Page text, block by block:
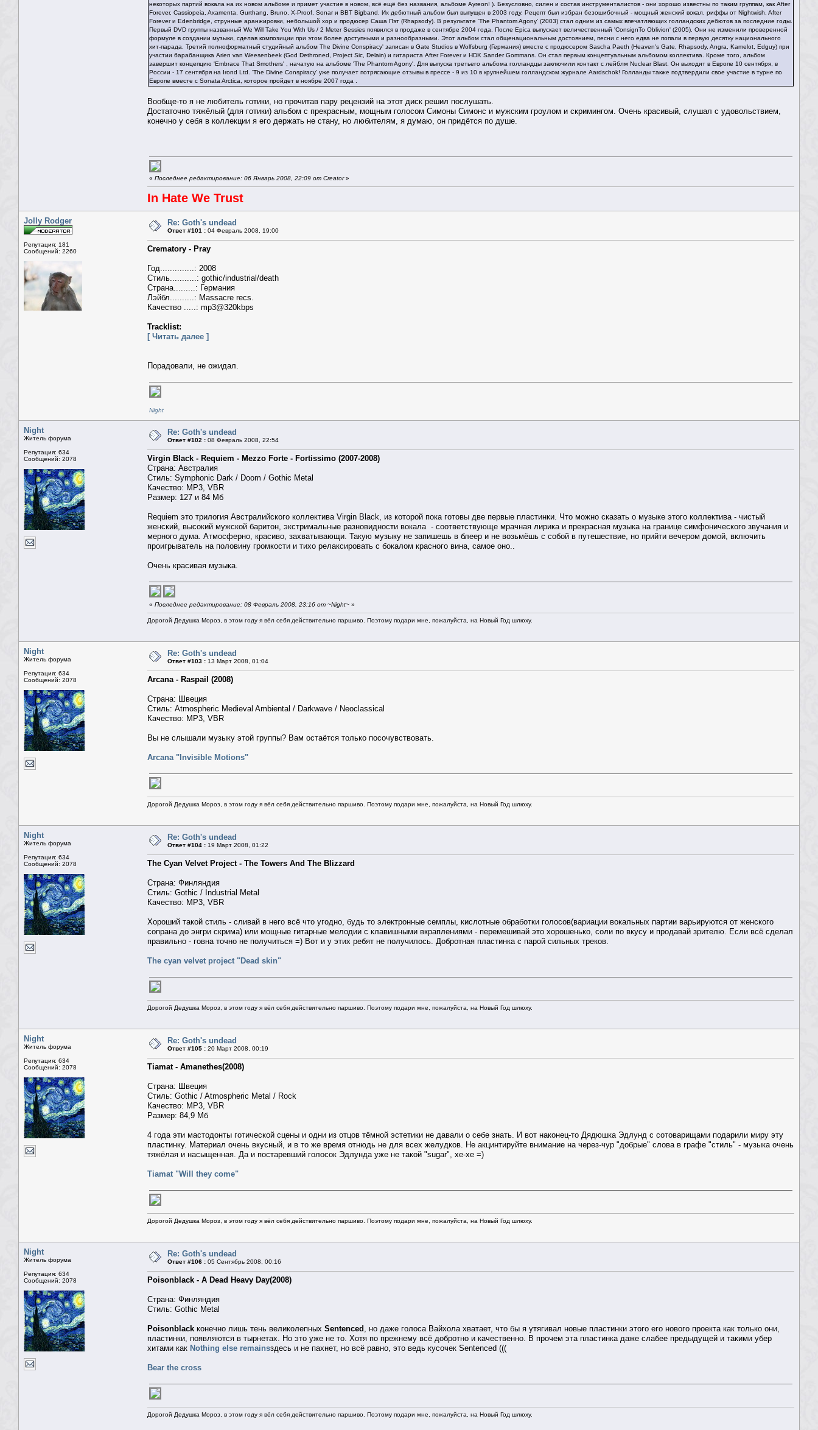
некоторых партий вокала на их новом альбоме и примет участие в новом, всё ещё без названия, альбоме Ayreon! ). Безусловно, силен и состав инструменталистов - они хорошо известны по таким группам, как After
Forever, Cassiopeia, Axamenta, Gurthang, Bruno, X-Proof, Sonar и BBT Bigband. Их дебютный альбом был выпущен в 2003 году. Рецепт был избран безошибочный - мощный женский вокал, риффы от Nightwish, After
Forever и Edenbridge, струнные аранжировки, небольшой хор и продюсер Саша Пэт (Rhapsody). В результате 'The Phantom Agony' (2003) стал одним из самых впечатляющих голландских дебютов за последние годы.
Первый DVD группы названный We Will Take You With Us / 2 Meter Sessies появился в продаже в сентябре 2004 года. После Epica выпускает величественный 'ConsignTo Oblivion' (2005). Они не изменили проверенной
формуле в создании музыки, сделав композиции при этом более доступными и разнообразными. Этот альбом стал общенациональным достоянием, песни с него едва не попали в первую десятку национального
хит-парада. Третий полноформатный студийный альбом The Divine Conspiracy' записан в Gate Studios в Wolfsburg (Германия) вместе с продюсером Sascha Paeth (Heaven's Gate, Rhapsody, Angra, Kamelot, Edguy) при
участии барабанщика Arien van Weesenbeek (God Dethroned, Project Sic, Delain) и гитариста After Forever и HDK Sander Gommans. Он стал первым концептуальным альбомом коллектива. Кроме того, альбом
завершит концепцию 'Embrace That Smothers' , начатую на альбоме 'The Phantom Agony'. Для выпуска третьего альбома голландцы заключили контакт с лейблм Nuclear Blast. Он выходит в Европе 10 сентября, в
России - 17 сентября на Irond Ltd. 'The Divine Conspiracy' уже получает потрясающие отзывы в прессе - 9 из 10 в крупнейшем голландском журнале Aardschok! Голланды также подтвердили свое участие в турне по
Европе вместе с Sonata Arctica, которое пройдет в ноябре 2007 года .
Вообще-то я не любитель готики, но прочитав пару рецензий на этот диск решил послушать.
Достаточно тяжёлый (для готики) альбом с прекрасным, мощным голосом Симоны Симонс и мужским гроулом и скримингом. Очень красивый, слушал с удовольствием,
конечно у себя в коллекции я его держать не стану, но любителям, я думаю, он придётся по душе.
« Последнее редактирование: 06 Январь 2008, 22:09 от Creator»
In Hate We Trust
Jolly Rodger
Репутация: 181
Сообщений: 2260
Re: Goth's undead
Ответ #101 : 04 Февраль 2008, 19:00
Crematory - Pray
Год..............: 2008
Стиль...........: gothic/industrial/death
Страна.........: Германия
Лэйбл..........: Massacre recs.
Качество .....: mp3@320kbps
Tracklist:
[ Читать далее ]
Порадовали, не ожидал.
Night
Night
Житель форума
Репутация: 634
Сообщений: 2078
Re: Goth's undead
Ответ #102 : 08 Февраль 2008, 22:54
Virgin Black - Requiem - Mezzo Forte - Fortissimo (2007-2008)
Страна: Австралия
Стиль: Symphonic Dark / Doom / Gothic Metal
Качество: MP3, VBR
Размер: 127 и 84 Мб
Requiem это трилогия Австралийского коллектива Virgin Black, из которой пока готовы две первые пластинки. Что можно сказать о музыке этого коллектива - чистый
женский, высокий мужской баритон, экстримальные разновидности вокала - соответствующе мрачная лирика и прекрасная музыка на границе симфонического звучания и
мерного дума. Атмосферно, красиво, захватывающи. Такую музыку не запишешь в блеер и не возьмёшь с собой в путешествие, но прийти вечером домой, включить
проигрыватель на половину громкости и тихо релаксировать с бокалом красного вина, самое оно..
Очень красивая музыка.
« Последнее редактирование: 08 Февраль 2008, 23:16 от ~Night~ »
Дорогой Дедушка Мороз, в этом году я вёл себя действительно паршиво. Поэтому подари мне, пожалуйста, на Новый Год шлюху.
Night
Житель форума
Репутация: 634
Сообщений: 2078
Re: Goth's undead
Ответ #103 : 13 Март 2008, 01:04
Arcana - Raspail (2008)
Страна: Швеция
Стиль: Atmospheric Medieval Ambiental / Darkwave / Neoclassical
Качество: MP3, VBR
Вы не слышали музыку этой группы? Вам остаётся только посочувствовать.
Arcana "Invisible Motions"
Дорогой Дедушка Мороз, в этом году я вёл себя действительно паршиво. Поэтому подари мне, пожалуйста, на Новый Год шлюху.
Night
Житель форума
Репутация: 634
Сообщений: 2078
Re: Goth's undead
Ответ #104 : 19 Март 2008, 01:22
The Cyan Velvet Project - The Towers And The Blizzard
Страна: Финляндия
Стиль: Gothic / Industrial Metal
Качество: MP3, VBR
Хороший такой стиль - сливай в него всё что угодно, будь то электронные семплы, кислотные обработки голосов(вариации вокальных партии варьируются от женского
сопрана до энгри скрима) или мощные гитарные мелодии с клавишными вкраплениями - перемешивай это хорошенько, соли по вкусу и продавай зрителю. Если всё сделал
правильно - говна точно не получиться =) Вот и у этих ребят не получилось. Добротная пластинка с парой сильных треков.
The cyan velvet project "Dead skin"
Дорогой Дедушка Мороз, в этом году я вёл себя действительно паршиво. Поэтому подари мне, пожалуйста, на Новый Год шлюху.
Night
Житель форума
Репутация: 634
Сообщений: 2078
Re: Goth's undead
Ответ #105 : 20 Март 2008, 00:19
Tiamat - Amanethes(2008)
Страна: Швеция
Стиль: Gothic / Atmospheric Metal / Rock
Качество: MP3, VBR
Размер: 84,9 Мб
4 года эти мастодонты готической сцены и одни из отцов тёмной эстетики не давали о себе знать. И вот наконец-то Дядюшка Эдлунд с сотоварищами подарили миру эту
пластинку. Материал очень вкусный, и в то же время отнюдь не для всех желудков. Не акцинтируйте внимание на через-чур "добрые" слова в графе "стиль" - музыка очень
тяжёлая и насыщенная. Да и постаревший голосок Эдлунда уже не такой "sugar", хе-хе =)
Tiamat "Will they come"
Дорогой Дедушка Мороз, в этом году я вёл себя действительно паршиво. Поэтому подари мне, пожалуйста, на Новый Год шлюху.
Night
Житель форума
Репутация: 634
Сообщений: 2078
Re: Goth's undead
Ответ #106 : 05 Сентябрь 2008, 00:16
Poisonblack - A Dead Heavy Day(2008)
Страна: Финляндия
Стиль: Gothic Metal
Poisonblack конечно лишь тень великолепных Sentenced , но даже голоса Вайхола хватает, что бы я утягивал новые пластинки этого его нового проекта как только они,
пластинки, появляются в тырнетах. Но это уже не то. Хотя по прежнему всё добротно и качественно. В прочем эта пластинка даже слабее предыдущей и такими убер
хитами как Nothing else remainsздесь и не пахнет, но всё равно, это ведь кусочек Sentenced (((
Bear the cross
Дорогой Дедушка Мороз, в этом году я вёл себя действительно паршиво. Поэтому подари мне, пожалуйста, на Новый Год шлюху.